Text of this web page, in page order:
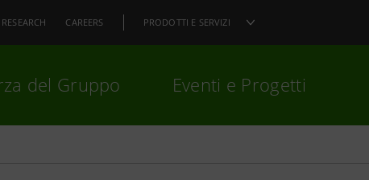
RESEARCH CAREERS PRODOTTI E SERVIZI
del Gruppo Eventi e Progetti